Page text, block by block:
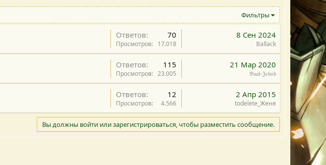
Фильтры
Ответов 70
Просмотров 17.018
8 Сен 2024
Ballack
Ответов 115
Просмотров 23.005
21 Мар 2020
𝔅𝔞𝔞𝔩-ℨ𝔢𝔟𝔲𝔟
Ответов 12
Просмотров 4.566
2 Апр 2015
todelete_Женя
Вы должны войти или зарегистрироваться, чтобы разместить сообщение.